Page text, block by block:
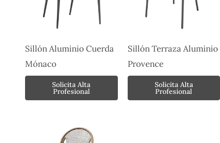
Sillón Aluminio Cuerda
Mónaco
Solicita Alta
Profesional
Sillón Terraza Aluminio
Provence
Solicita Alta
Profesional